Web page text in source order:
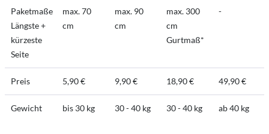
Paketmaße
Längste +
kürzeste
Seite
max. 70
cm
max. 90
cm
max. 300
cm
Gurtmaß*
-
Preis 5,90 € 9,90 € 18,90 € 49,90 €
Gewicht bis 30 kg 30 - 40 kg 30 - 40 kg ab 40 kg